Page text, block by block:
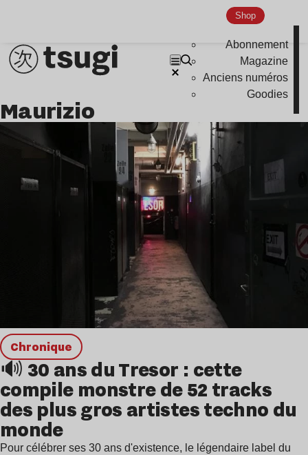
Shop
Abonnement
Magazine
Anciens numéros
Goodies
Maurizio
chronique
🔊 30 ans du Tresor : cette
compile monstre de 52 tracks
des plus gros artistes techno du
monde
Pour célébrer ses 30 ans d'existence, le légendaire label du